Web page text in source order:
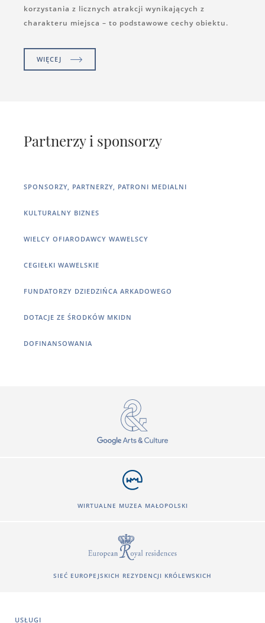
korzystania z licznych atrakcji wynikających z
charakteru miejsca – to podstawowe cechy obiektu.
WIĘCEJ
Partnerzy i sponsorzy
SPONSORZY, PARTNERZY, PATRONI MEDIALNI
KULTURALNY BIZNES
WIELCY OFIARODAWCY WAWELSCY
CEGIEŁKI WAWELSKIE
FUNDATORZY DZIEDZIŃCA ARKADOWEGO
DOTACJE ZE ŚRODKÓW MKIDN
DOFINANSOWANIA
WIRTUALNE MUZEA MAŁOPOLSKI
SIEĆ EUROPEJSKICH REZYDENCJI KRÓLEWSKICH
USŁUGI